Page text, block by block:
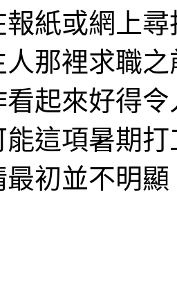
紙或網上
人那裡求職
看起來好得
這項暑期
最初並不明